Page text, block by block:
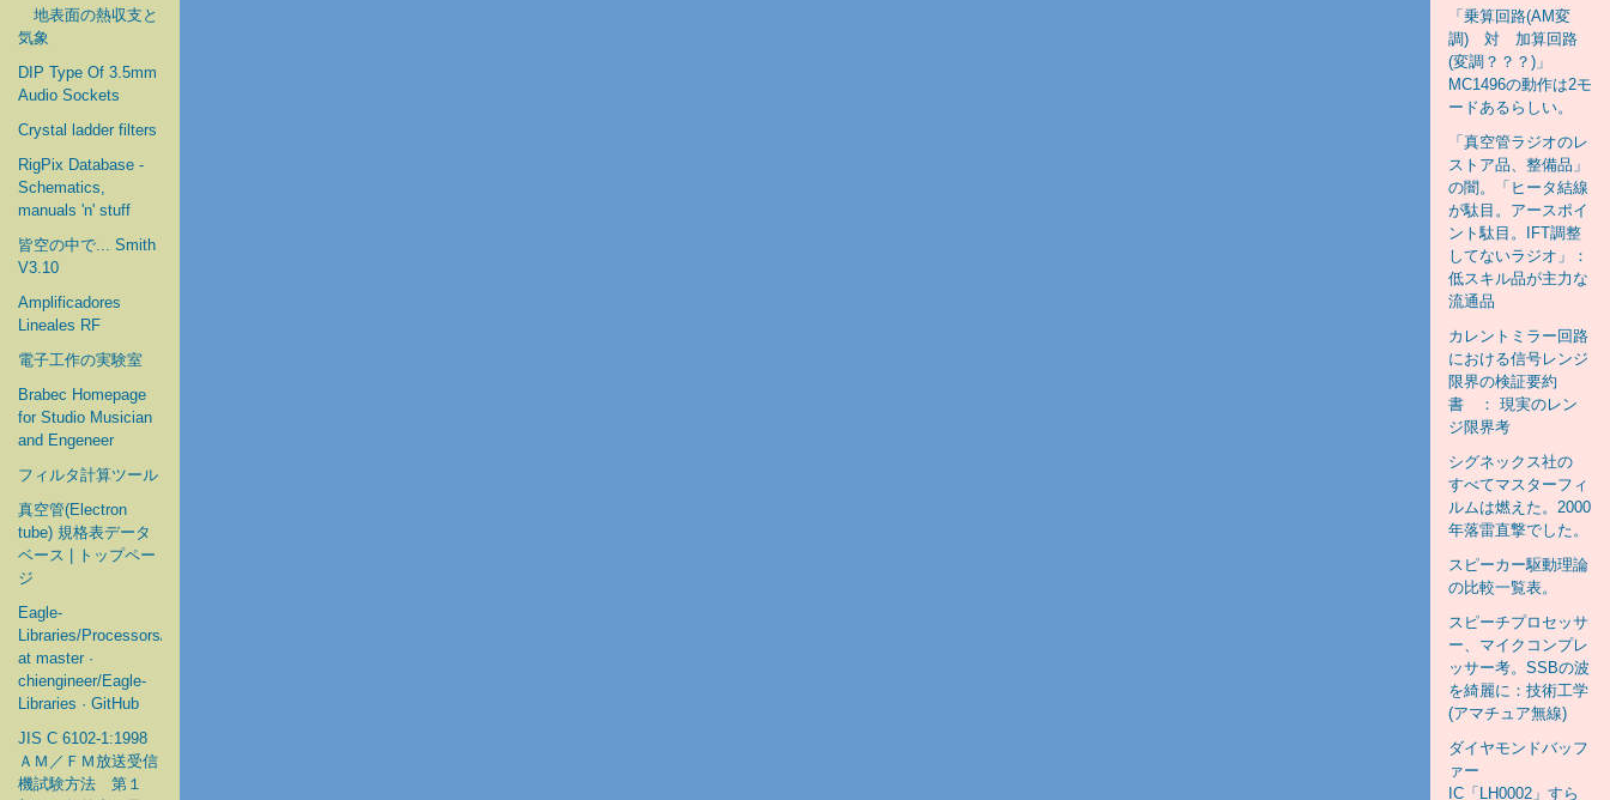
地表面の熱収支と
気象
DIP Type Of 3.5mm
Audio Sockets
Crystal ladder filters
RigPix Database -
Schematics,
manuals 'n' stuff
皆空の中で... Smith
V3.10
Amplificadores
Lineales RF
電子工作の実験室
Brabec Homepage
for Studio Musician
and Engeneer
フィルタ計算ツール
真空管(Electron
tube) 規格表データ
ベース | トップペー
ジ
Eagle-
Libraries/Processors/Microchip
at master ·
chiengineer/Eagle-
Libraries · GitHub
JIS C 6102-1:1998
ＡＭ／ＦＭ放送受信
機試験方法 第１
「乗算回路(AM変
調) 対 加算回路
(変調？？？)」
MC1496の動作は2モ
ードあるらしい。
「真空管ラジオのレ
ストア品、整備品」
の闇。「ヒータ結線
が駄目。アースポイ
ント駄目。IFT調整
してないラジオ」：
低スキル品が主力な
流通品
カレントミラー回路
における信号レンジ
限界の検証要約
書 ： 現実のレン
ジ限界考
シグネックス社の
すべてマスターフィ
ルムは燃えた。2000
年落雷直撃でした。
スピーカー駆動理論
の比較一覧表。
スピーチプロセッサ
ー、マイクコンプレ
ッサー考。SSBの波
を綺麗に：技術工学
(アマチュア無線)
ダイヤモンドバッフ
ァー
IC「LH0002」すら